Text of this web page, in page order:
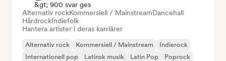
&gt; 900 svar ges
Alternativ rockKommersiell / MainstreamDancehall
HårdrockIndiefolk
Hantera artister i deras karriärer
Alternativ rock Kommersiell / Mainstream
Indierock
Internationell pop
Latinsk musik Latin Pop
Poprock